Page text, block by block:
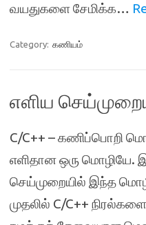
வயதுகளை சேமிக்க…
Category: கணியம்
எளிய
C/C++ – கணிப்பொறி
எளிதான ஒரு மொழியே.
செய்முறையில் இந்த
முதலில் C/C++